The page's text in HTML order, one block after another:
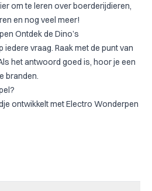
om te leren over boerderijdieren,
en nog veel meer!
Ontdek de Dino’s
vraag. Raak met de punt van
het antwoord goed is, hoor je een
branden.
ontwikkelt met Electro Wonderpen